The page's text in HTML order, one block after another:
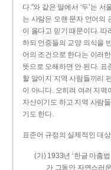
다.”와 같은 말에서 ‘두’는
는 사람은 오랜 문자 언어의
이 옳다고 믿기 때문이다.
하되 언중들의 교양 의식을
어의 조건으로 한다는 이러
뜻으로 오해하면 안 된다. 표
할 말이지 지역 사람들끼리
이 아니다. 오히려 여러 지
자산이기도 하고 지역 사람
기도 한다.
표준어 규정의 실제적인 대
(가) 1933년 ‘한글 마춤
가 그동안 자연스러